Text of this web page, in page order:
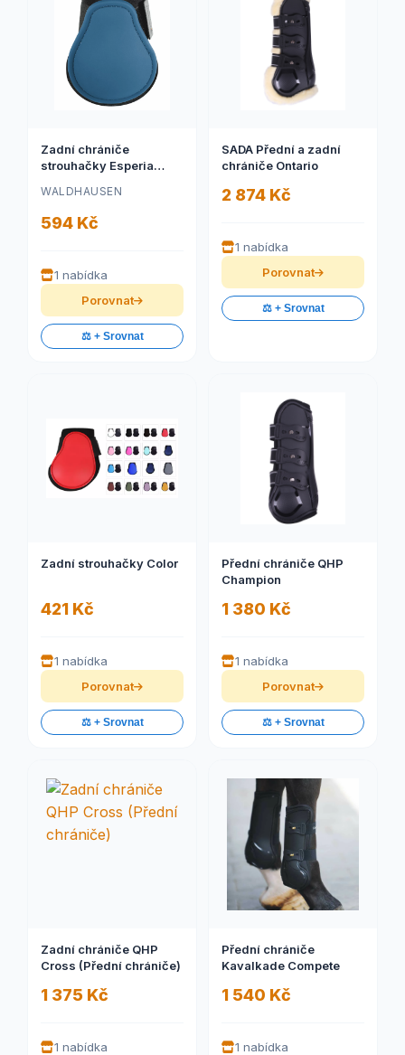
Zadní chrániče
strouhačky Esperia
WALDHAUSEN
594 Kč
1 nabídka
Porovnat
⚖️ + Srovnat
SADA Přední a zadní
chrániče Ontario
2 874 Kč
1 nabídka
Porovnat
⚖️ + Srovnat
Zadní strouhačky Color
421 Kč
1 nabídka
Porovnat
⚖️ + Srovnat
Přední chrániče QHP
Champion
1 380 Kč
1 nabídka
Porovnat
⚖️ + Srovnat
Zadní chrániče QHP
Cross (Přední chrániče)
1 375 Kč
1 nabídka
Přední chrániče
Kavalkade Compete
1 540 Kč
1 nabídka